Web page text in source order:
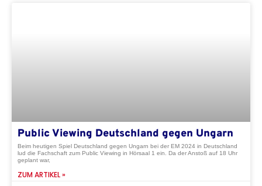
Public Viewing Deutschland gegen Ungarn
Beim heutigen Spiel Deutschland gegen Ungarn bei der EM 2024 in Deutschland
lud die Fachschaft zum Public Viewing in Hörsaal 1 ein. Da der Anstoß auf 18 Uhr
geplant war,
ZUM ARTIKEL »